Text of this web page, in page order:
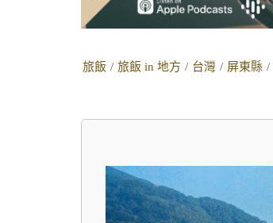
旅飯 / 旅飯 in 地方 / 台灣 / 屏東縣 /